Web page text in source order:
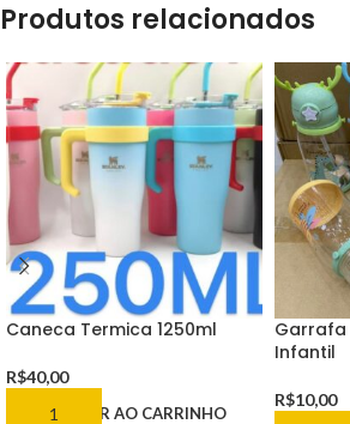
Produtos relacionados
Caneca Termica 1250ml
R$40,00
ADICIONAR AO CARRINHO
Garrafa
Infantil
R$10,00